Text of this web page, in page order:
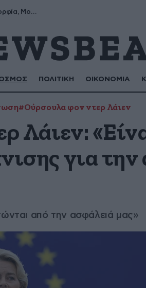
Σωτήρης, Σωτηρία, Ευμορφία, Μορφούλα
ΠΟΛΙΤΙΚΗ ΟΙΚΟΝΟΜΙΑ
#Ούρσουλα φον ντερ Λάιεν
Λάιεν:
για την
από την ασφάλειά μας»